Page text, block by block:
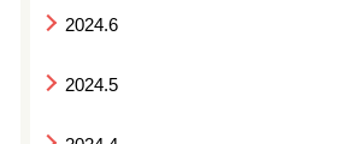
2024.6
2024.5